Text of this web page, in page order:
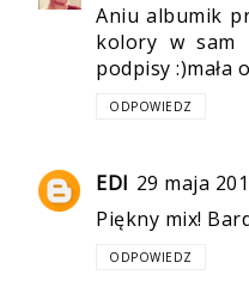
Aniu albumik
kolory w sam
podpisy :)mała
ODPOWIEDZ
EDI 29 maja
Piękny mix!
ODPOWIEDZ